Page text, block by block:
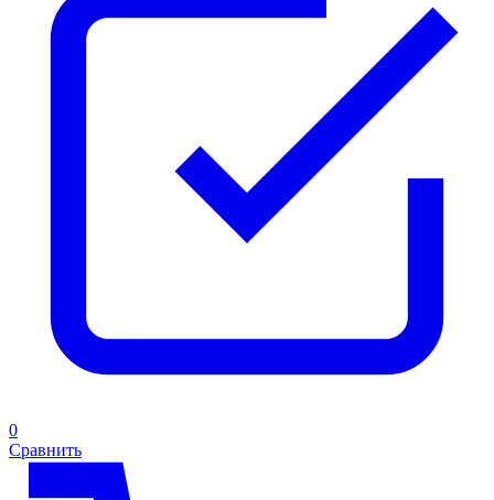
0
Сравнить